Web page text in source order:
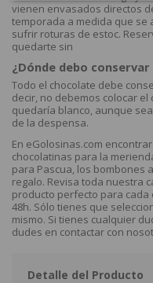
vienen envasados directos
temporada a medida que se
sufrir roturas de estoc.
quedarte sin
¿Dónde debo
Todo el chocolate debe
decir, no debemos colocar
quedaría blanco, aunque
de la despensa.
En eGolosinas.com
chocolatinas para la
para Pascua, los bombones
regalo. Revisa toda nuestra
producto perfecto para cada
48h. Sólo tienes que
mismo. Si tienes cualquier
dudes en contactar con
Detalle del Producto